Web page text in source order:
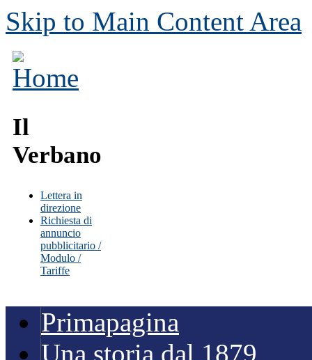
Skip to Main Content Area
Il
Verbano
Lettera in
direzione
Richiesta di
annuncio
pubblicitario /
Modulo /
Tariffe
Primapagina
Una storia dal 1879